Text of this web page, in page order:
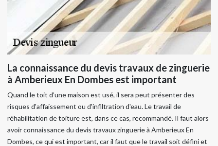
La connaissance du devis travaux de zinguerie
à Amberieux En Dombes est important
Quand le toit d’une maison est usé, il sera peut présenter des
risques d'affaissement ou d'infiltration d'eau. Le travail de
réhabilitation de toiture est, dans ce cas, recommandé. Il faut alors
avoir connaissance du devis travaux zinguerie à Amberieux En
Dombes, ce qui est important, car il faut que le travail soit défini et